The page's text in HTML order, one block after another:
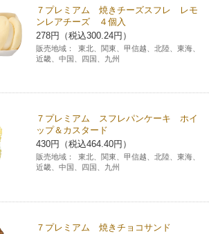
７プレミアム 焼きチーズスフレ レモ
ンレアチーズ ４個入
278円（税込300.24円）
販売地域：
東北、関東、甲信越、北陸、東海、
近畿、中国、四国、九州
７プレミアム スフレパンケーキ ホイ
ップ＆カスタード
430円（税込464.40円）
販売地域：
東北、関東、甲信越、北陸、東海、
近畿、中国、四国、九州
７プレミアム 焼きチョコサンド